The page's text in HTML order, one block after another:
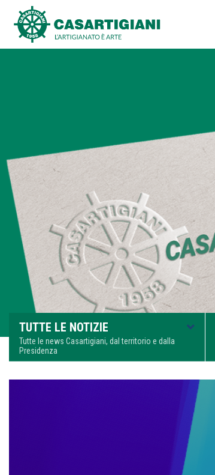
TUTTE LE NOTIZIE
Tutte le news Casartigiani, dal territorio e dalla
Presidenza